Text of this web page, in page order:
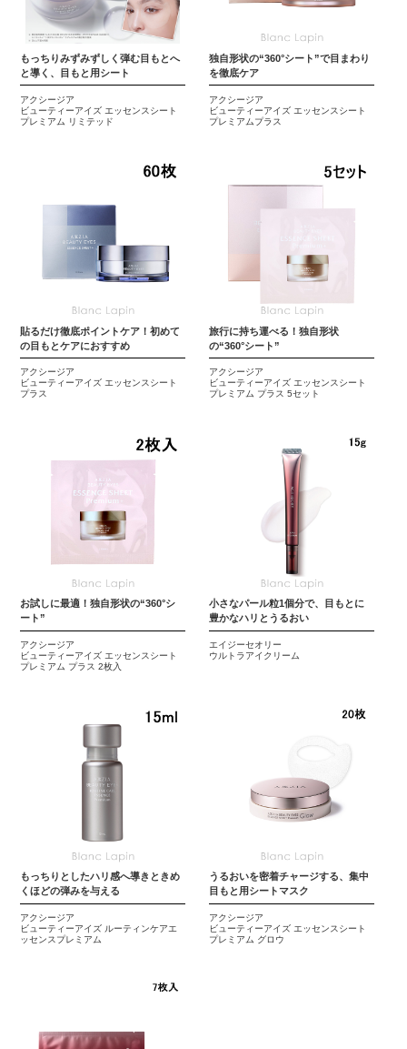
もっちりみずみずしく弾む目もとへ
と導く、目もと用シート
アクシージア
ビューティーアイズ エッセンスシート
プレミアム リミテッド
独自形状の“360°シート”で目まわり
を徹底ケア
アクシージア
ビューティーアイズ エッセンスシート
プレミアムプラス
貼るだけ徹底ポイントケア！初めて
の目もとケアにおすすめ
アクシージア
ビューティーアイズ エッセンスシート
プラス
旅行に持ち運べる！独自形状
の“360°シート”
アクシージア
ビューティーアイズ エッセンスシート
プレミアム プラス 5セット
お試しに最適！独自形状の“360°シ
ート”
アクシージア
ビューティーアイズ エッセンスシート
プレミアム プラス 2枚入
小さなパール粒1個分で、目もとに
豊かなハリとうるおい
エイジーセオリー
ウルトラアイクリーム
もっちりとしたハリ感へ導きときめ
くほどの弾みを与える
アクシージア
ビューティーアイズ ルーティンケアエ
ッセンスプレミアム
うるおいを密着チャージする、集中
目もと用シートマスク
アクシージア
ビューティーアイズ エッセンスシート
プレミアム グロウ